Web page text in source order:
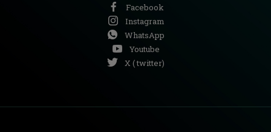
Facebook
Instagram
WhatsApp
Youtube
X ( twitter)